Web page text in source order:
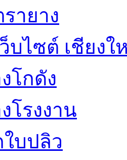
ายาง
บไซต์ เชียงใ
โกดัง
โรงงาน
บปลิว